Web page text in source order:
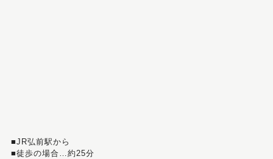
■JR弘前駅から
■徒歩の場合…約25分